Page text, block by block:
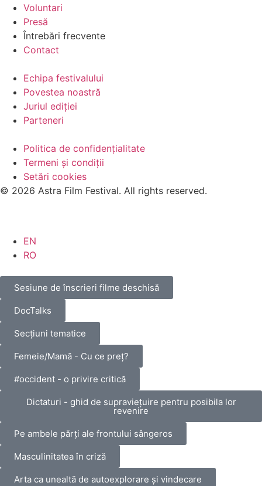
Voluntari
Presă
Întrebări frecvente
Contact
Echipa festivalului
Povestea noastră
Juriul ediției
Parteneri
Politica de confidențialitate
Termeni și condiții
Setări cookies
© 2026 Astra Film Festival. All rights reserved.
EN
RO
Sesiune de înscrieri filme deschisă
DocTalks
Secțiuni tematice
Femeie/Mamă - Cu ce preț?
#occident - o privire critică
Dictaturi - ghid de supraviețuire pentru posibila lor
revenire
Pe ambele părți ale frontului sângeros
Masculinitatea în criză
Arta ca unealtă de autoexplorare și vindecare